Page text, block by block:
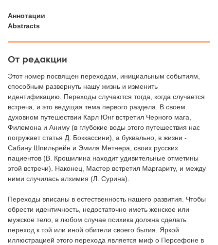
Аннотации
Abstracts
От редакции
Этот номер посвящен переходам, инициальным событиям,
способным развернуть нашу жизнь и изменить
идентификацию. Переходы случаются тогда, когда случается
встреча, и это ведущая тема первого раздела. В своем
духовном путешествии Карл Юнг встретил Черного мага,
Филемона и Аниму (в глубокие воды этого путешествия нас
погружает статья Д. Боккассини), а буквально, в жизни -
Сабину Шпильрейн и Эмиля Метнера, своих русских
пациентов (В. Крошилина находит удивительные отметины
этой встречи). Наконец, Мастер встретил Маргариту, и между
ними случилась алхимия (Л. Сурина).
Переходы вписаны в естественность нашего развития. Чтобы
обрести идентичность, недостаточно иметь женское или
мужское тело, в любом случае психика должна сделать
переход к той или иной обители своего бытия. Яркой
иллюстрацией этого перехода является миф о Персефоне в